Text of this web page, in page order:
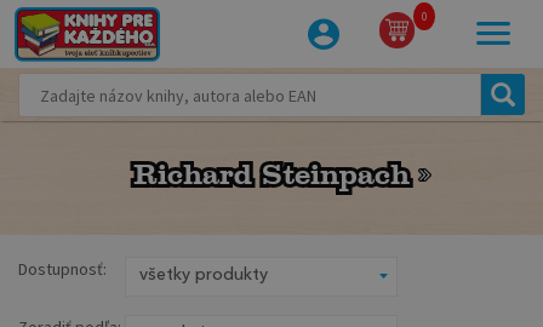
0
Richard Steinpach
Richard Steinpach
Dostupnosť: